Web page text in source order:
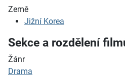
Země
Jižní Korea
Sekce a rozdělení
Žánr
Drama